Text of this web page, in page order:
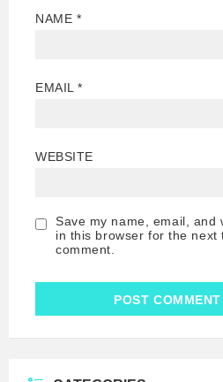
NAME *
EMAIL*
WEBSITE
Save my name, email, and
in this browser for the next
comment.